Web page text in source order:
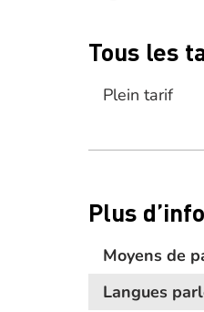
Tous les
Plein tarif
Plus
Moyens de
Langues